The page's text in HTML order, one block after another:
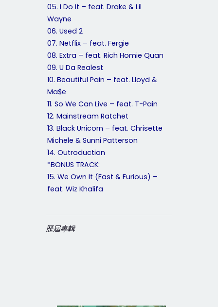
05. I Do It – feat. Drake & Lil
Wayne
06. Used 2
07. Netflix – feat. Fergie
08. Extra – feat. Rich Homie Quan
09. U Da Realest
10. Beautiful Pain – feat. Lloyd &
Ma$e
11. So We Can Live – feat. T-Pain
12. Mainstream Ratchet
13. Black Unicorn – feat. Chrisette
Michele & Sunni Patterson
14. Outroduction
*BONUS TRACK:
15. We Own It (Fast & Furious) –
feat. Wiz Khalifa
歷屆專輯